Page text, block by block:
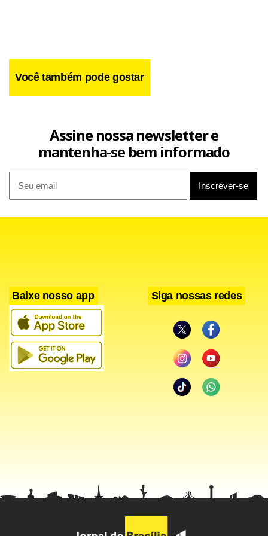
Contudo, a reclamação de quem mora na região é que a
os fios de alta tensão esquentariam, cedendo até se
encostarem, causando faíscas e as sucessivas quedas de
energia. Isso explicaria os separadores de fios colocados
Você também pode gostar
Assine nossa newsletter e
mantenha-se bem informado
Baixe nosso app Siga nossas redes